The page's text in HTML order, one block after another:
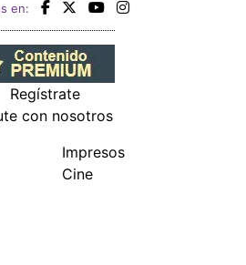
en:
Regístrate
con nosotros
Impresos
Cine